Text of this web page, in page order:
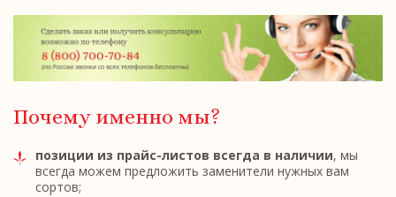
Почему именно мы?
позиции из прайс-листов всегда в наличии, мы
всегда можем предложить заменители нужных вам
сортов;